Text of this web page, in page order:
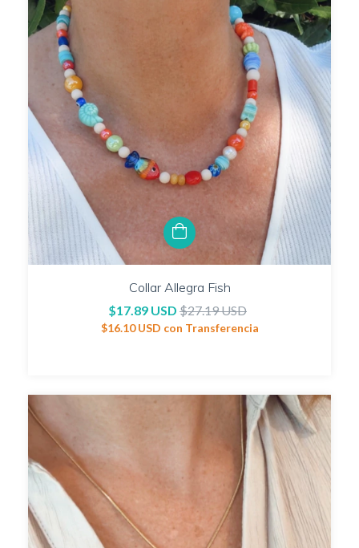
Collar Allegra Fish
$17.89 USD $27.19 USD
$16.10 USD con Transferencia